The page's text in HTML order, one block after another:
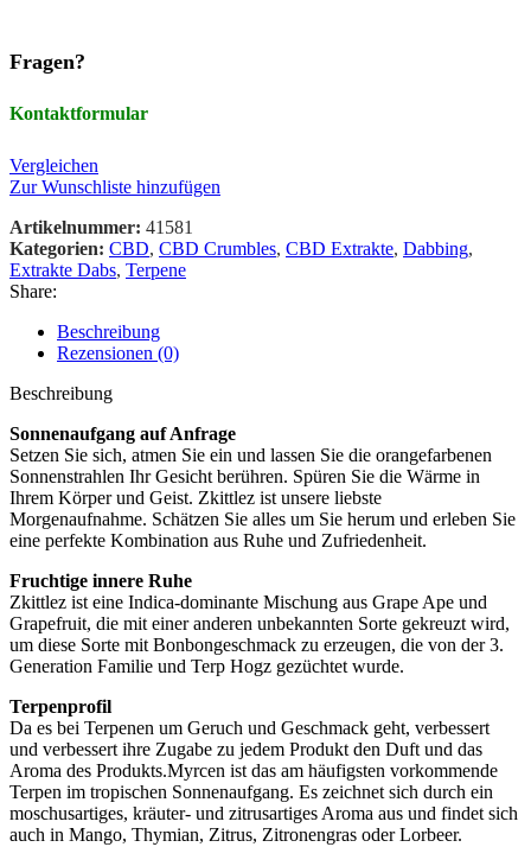
Fragen?
Kontaktformular
Vergleichen
Zur Wunschliste hinzufügen
Artikelnummer: 41581
Kategorien: CBD, CBD Crumbles, CBD Extrakte, Dabbing,
Extrakte Dabs, Terpene
Share:
Beschreibung
Rezensionen (0)
Beschreibung
Sonnenaufgang auf Anfrage
Setzen Sie sich, atmen Sie ein und lassen Sie die orangefarbenen
Sonnenstrahlen Ihr Gesicht berühren. Spüren Sie die Wärme in
Ihrem Körper und Geist. Zkittlez ist unsere liebste
Morgenaufnahme. Schätzen Sie alles um Sie herum und erleben Sie
eine perfekte Kombination aus Ruhe und Zufriedenheit.
Fruchtige innere Ruhe
Zkittlez ist eine Indica-dominante Mischung aus Grape Ape und
Grapefruit, die mit einer anderen unbekannten Sorte gekreuzt wird,
um diese Sorte mit Bonbongeschmack zu erzeugen, die von der 3.
Generation Familie und Terp Hogz gezüchtet wurde.
Terpenprofil
Da es bei Terpenen um Geruch und Geschmack geht, verbessert
und verbessert ihre Zugabe zu jedem Produkt den Duft und das
Aroma des Produkts.Myrcen ist das am häufigsten vorkommende
Terpen im tropischen Sonnenaufgang. Es zeichnet sich durch ein
moschusartiges, kräuter- und zitrusartiges Aroma aus und findet sich
auch in Mango, Thymian, Zitrus, Zitronengras oder Lorbeer.